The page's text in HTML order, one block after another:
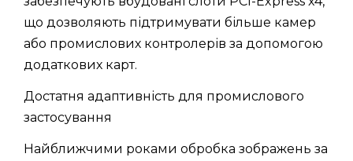
що дозволяють підтримувати більше камер
або промислових контролерів за допомогою
додаткових карт.
Достатня адаптивність для промислового
застосування
Найближчими роками обробка зображень за